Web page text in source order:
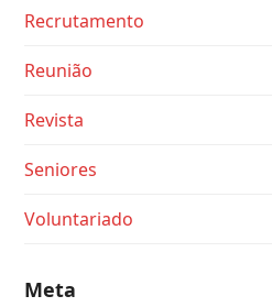
Recrutamento
Reunião
Revista
Seniores
Voluntariado
Meta